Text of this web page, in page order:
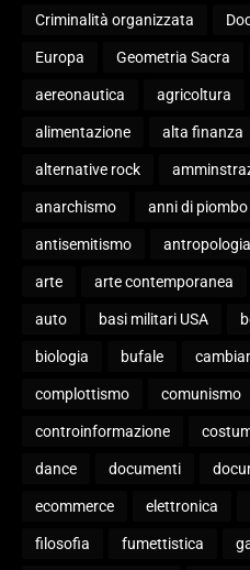
Criminalità organizzata
Europa Geometria Sacra
aereonautica agricoltura
alimentazione alta finanza
alternative rock
anarchismo anni di piombo
antisemitismo antropologia
arte arte contemporanea
auto basi militari USA
biologia bufale
complottismo comunismo
controinformazione
dance documenti
ecommerce elettronica
filosofia fumettistica